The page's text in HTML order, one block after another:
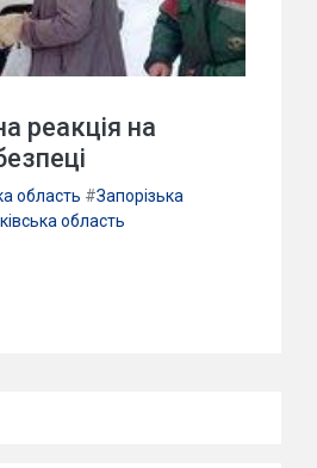
реакція на
область #Запорізька
область